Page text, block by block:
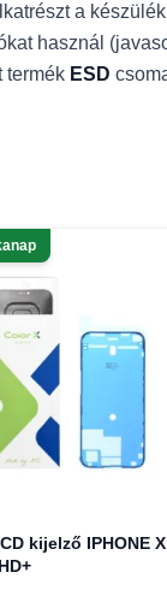
a
használ
termék ESD
kijelző IPHONE X